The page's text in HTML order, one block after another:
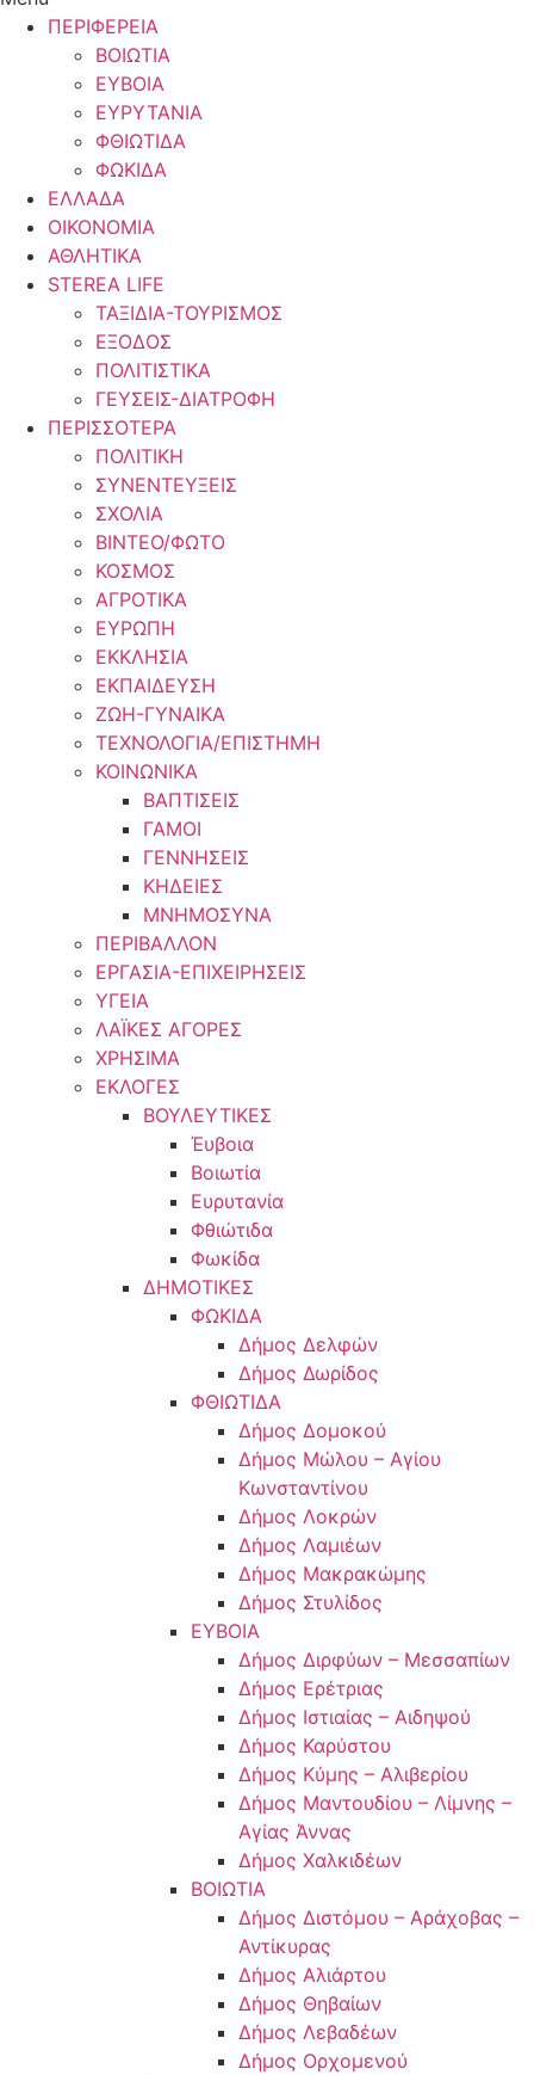
ΠΕΡΙΦΕΡΕΙΑ
ΒΟΙΩΤΙΑ
ΕΥΒΟΙΑ
ΕΥΡΥΤΑΝΙΑ
ΦΘΙΩΤΙΔΑ
ΦΩΚΙΔΑ
ΕΛΛΑΔΑ
ΟΙΚΟΝΟΜΙΑ
ΑΘΛΗΤΙΚΑ
STEREA LIFE
ΤΑΞΙΔΙΑ-ΤΟΥΡΙΣΜΟΣ
ΕΞΟΔΟΣ
ΠΟΛΙΤΙΣΤΙΚΑ
ΓΕΥΣΕΙΣ-ΔΙΑΤΡΟΦΗ
ΠΕΡΙΣΣΟΤΕΡΑ
ΠΟΛΙΤΙΚΗ
ΣΥΝΕΝΤΕΥΞΕΙΣ
ΣΧΟΛΙΑ
ΒΙΝΤΕΟ/ΦΩΤΟ
ΚΟΣΜΟΣ
ΑΓΡΟΤΙΚΑ
ΕΥΡΩΠΗ
ΕΚΚΛΗΣΙΑ
ΕΚΠΑΙΔΕΥΣΗ
ΖΩΗ-ΓΥΝΑΙΚΑ
ΤΕΧΝΟΛΟΓΙΑ/ΕΠΙΣΤΗΜΗ
ΚΟΙΝΩΝΙΚΑ
ΒΑΠΤΙΣΕΙΣ
ΓΑΜΟΙ
ΓΕΝΝΗΣΕΙΣ
ΚΗΔΕΙΕΣ
ΜΝΗΜΟΣΥΝΑ
ΠΕΡΙΒΑΛΛΟΝ
ΕΡΓΑΣΙΑ-ΕΠΙΧΕΙΡΗΣΕΙΣ
ΥΓΕΙΑ
ΛΑΪΚΕΣ ΑΓΟΡΕΣ
ΧΡΗΣΙΜΑ
ΕΚΛΟΓΕΣ
ΒΟΥΛΕΥΤΙΚΕΣ
Έυβοια
Βοιωτία
Ευρυτανία
Φθιώτιδα
Φωκίδα
ΔΗΜΟΤΙΚΕΣ
ΦΩΚΙΔΑ
Δήμος Δελφών
Δήμος Δωρίδος
ΦΘΙΩΤΙΔΑ
Δήμος Δομοκού
Δήμος Μώλου – Αγίου
Κωνσταντίνου
Δήμος Λοκρών
Δήμος Λαμιέων
Δήμος Μακρακώμης
Δήμος Στυλίδος
ΕΥΒΟΙΑ
Δήμος Διρφύων – Μεσσαπίων
Δήμος Ερέτριας
Δήμος Ιστιαίας – Αιδηψού
Δήμος Καρύστου
Δήμος Κύμης – Αλιβερίου
Δήμος Μαντουδίου – Λίμνης –
Αγίας Άννας
Δήμος Χαλκιδέων
ΒΟΙΩΤΙΑ
Δήμος Διστόμου – Αράχοβας –
Αντίκυρας
Δήμος Αλιάρτου
Δήμος Θηβαίων
Δήμος Λεβαδέων
Δήμος Ορχομενού